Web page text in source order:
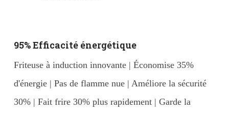
95% Efficacité énergétique
Friteuse à induction innovante | Économise 35%
d'énergie | Pas de flamme nue | Améliore la sécurité
30% | Fait frire 30% plus rapidement | Garde la